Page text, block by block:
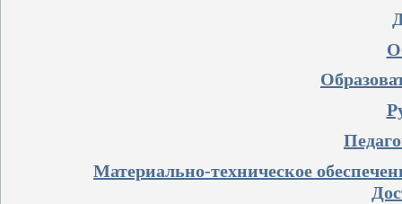
Материально-техническое